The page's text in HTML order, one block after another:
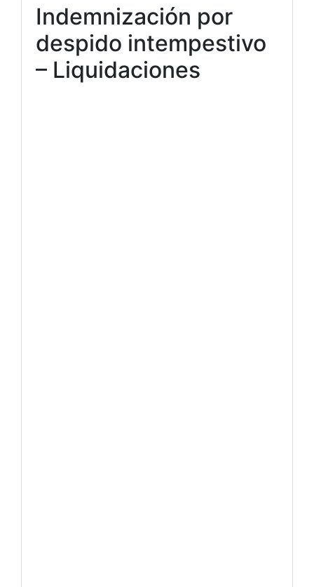
Indemnización por
despido intempestivo
– Liquidaciones